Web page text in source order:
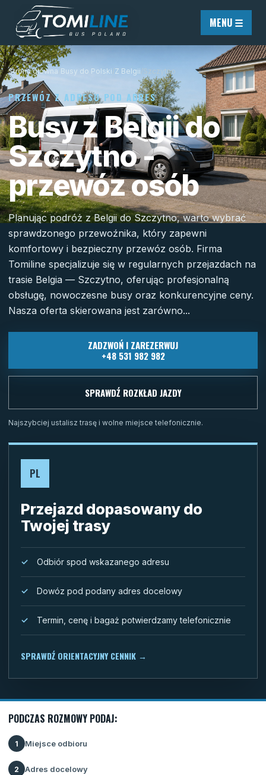
Przejdź do treści
MENU ☰
Strona główna Busy do Polski Z Belgii/Szczytno
PRZEWÓZ Z ADRESU POD ADRES
Busy z Belgii do
Szczytno -
przewóz osób
Planując podróż z Belgii do Szczytno, warto wybrać
sprawdzonego przewoźnika, który zapewni
komfortowy i bezpieczny przewóz osób. Firma
Tomiline specjalizuje się w regularnych przejazdach na
trasie Belgia — Szczytno, oferując profesjonalną
obsługę, nowoczesne busy oraz konkurencyjne ceny.
Nasza oferta skierowana jest zarówno...
ZADZWOŃ I ZAREZERWUJ
+48 531 982 982
SPRAWDŹ ROZKŁAD JAZDY
Najszybciej ustalisz trasę i wolne miejsce telefonicznie.
PL
Przejazd dopasowany do
Twojej trasy
Odbiór spod wskazanego adresu
Dowóz pod podany adres docelowy
Termin, cenę i bagaż potwierdzamy telefonicznie
SPRAWDŹ ORIENTACYJNY CENNIK →
PODCZAS ROZMOWY PODAJ:
1 Miejsce odbioru
2 Adres docelowy